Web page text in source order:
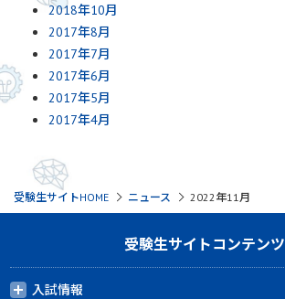
2018年10月
2017年8月
2017年7月
2017年6月
2017年5月
2017年4月
受験生サイトHOME ニュース 2022年11月
受験生サイトコンテンツ
入試情報